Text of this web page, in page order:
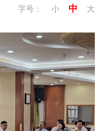
字号： 小 中 大